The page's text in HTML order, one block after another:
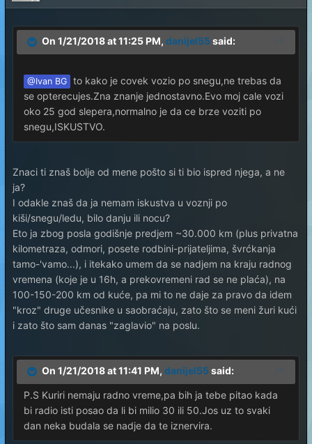
On 1/21/2018 at 11:25 PM, danijel55 said:
@Ivan BG to kako je covek vozio po snegu,ne trebas da
se opterecujes.Zna znanje jednostavno.Evo moj cale vozi
oko 25 god slepera,normalno je da ce brze voziti po
snegu,ISKUSTVO.
Znaci ti znaš bolje od mene pošto si ti bio ispred njega, a ne
ja?
I odakle znaš da ja nemam iskustva u voznji po
kiši/snegu/ledu, bilo danju ili nocu?
Eto ja zbog posla godišnje predjem ~30.000 km (plus privatna
kilometraza, odmori, posete rodbini-prijateljima, švrćkanja
tamo-'vamo...), i itekako umem da se nadjem na kraju radnog
vremena (koje je u 16h, a prekovremeni rad se ne plaća), na
100-150-200 km od kuće, pa mi to ne daje za pravo da idem
"kroz" druge učesnike u saobraćaju, zato što se meni žuri kući
i zato što sam danas "zaglavio" na poslu.
On 1/21/2018 at 11:41 PM, danijel55 said:
P.S Kuriri nemaju radno vreme,pa bih ja tebe pitao kada
bi radio isti posao da li bi milio 30 ili 50.Jos uz to svaki
dan neka budala se nadje da te iznervira.